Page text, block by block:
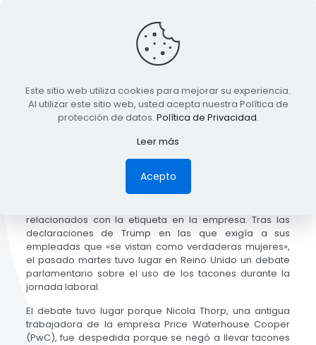
Published by driecelat 03/15/2017
Durante el último mes hemos sido testigos de una serie
relacionados con la etiqueta en la empresa. Tras las
declaraciones de Trump en las que exigía a sus
empleadas que «se vistan como verdaderas mujeres»,
el pasado martes tuvo lugar en Reino Unido un debate
parlamentario sobre el uso de los tacones durante la
jornada laboral.
El debate tuvo lugar porque Nicola Thorp, una antigua
trabajadora de la empresa Price Waterhouse Cooper
(PwC), fue despedida porque se negó a llevar tacones
Este sitio web utiliza cookies para mejorar su experiencia.
Al utilizar este sitio web, usted acepta nuestra Política de
protección de datos. Política de Privacidad.
Leer más
Acepto